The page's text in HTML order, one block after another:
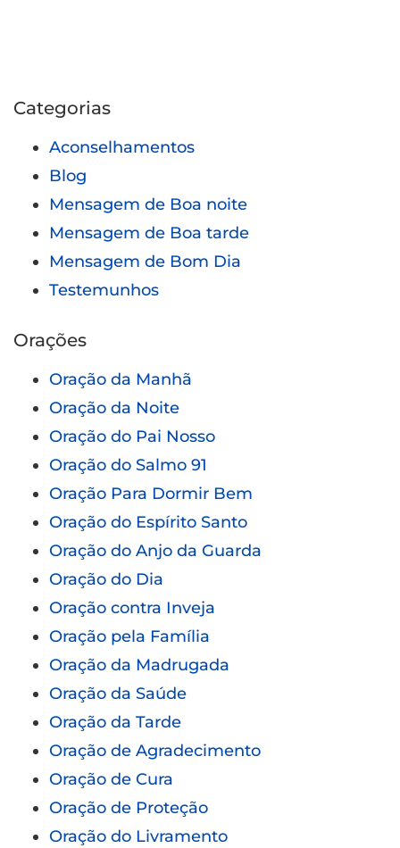
Categorias
Aconselhamentos
Blog
Mensagem de Boa noite
Mensagem de Boa tarde
Mensagem de Bom Dia
Testemunhos
Orações
Oração da Manhã
Oração da Noite
Oração do Pai Nosso
Oração do Salmo 91
Oração Para Dormir Bem
Oração do Espírito Santo
Oração do Anjo da Guarda
Oração do Dia
Oração contra Inveja
Oração pela Família
Oração da Madrugada
Oração da Saúde
Oração da Tarde
Oração de Agradecimento
Oração de Cura
Oração de Proteção
Oração do Livramento